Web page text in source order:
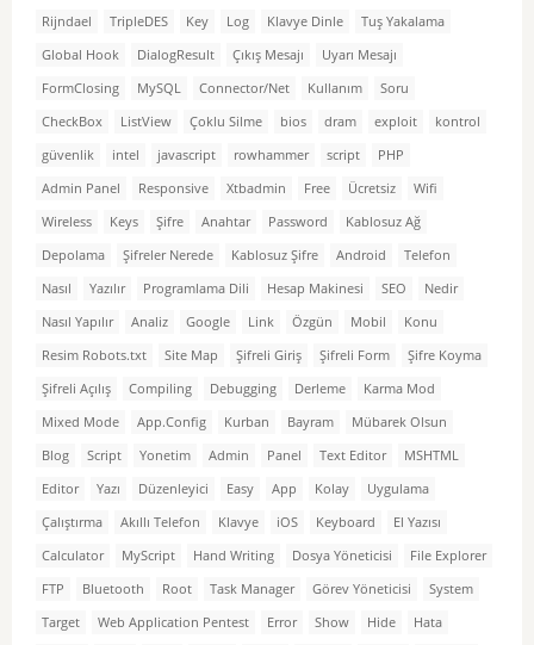
Rijndael
TripleDES Key Log Klavye Dinle
Tuş Yakalama
Global Hook
DialogResult Çıkış Mesajı
Uyarı Mesajı
FormClosing
MySQL Connector/Net Kullanım
Soru
CheckBox
ListView Çoklu Silme bios dram exploit
kontrol
güvenlik
intel javascript rowhammer script
PHP
Admin Panel
Responsive Xtbadmin Free Ücretsiz
Wifi
Wireless
Keys Şifre Anahtar Password
Kablosuz Ağ
Depolama
Şifreler Nerede Kablosuz Şifre Android
Telefon
Nasıl
Yazılır Programlama Dili Hesap Makinesi SEO
Nedir
Nasıl Yapılır
Analiz Google Link Özgün Mobil
Konu
Resim Robots.txt
Site Map Şifreli Giriş Şifreli Form
Şifre Koyma
Şifreli Açılış
Compiling Debugging Derleme
Karma Mod
Mixed Mode
App.Config Kurban Bayram
Mübarek Olsun
Blog
Script Yonetim Admin Panel Text Editor
MSHTML
Editor
Yazı Düzenleyici Easy App Kolay
Uygulama
Çalıştırma
Akıllı Telefon Klavye iOS Keyboard
El Yazısı
Calculator
MyScript Hand Writing Dosya Yöneticisi
File Explorer
FTP
Bluetooth Root Task Manager Görev Yöneticisi
System
Target
Web Application Pentest Error Show Hide
Hata